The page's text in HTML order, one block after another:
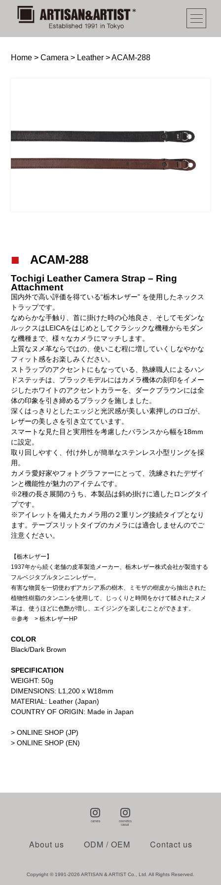
Home >Camera > Leather >ACAM-288
ACAM-288
Tochigi Leather Camera Strap – Ring
Attachment
国内外で高い評価を得ている“栃木レザー” を使用したネックス
トラップです。
なめらかな手触り、首に掛けた時の心地良さ、そしてモダンな
ルックスはLEICAをはじめとしてクラシックな機種からモダン
な機種まで、様々なカメラにマッチします。
上質なヌメ革ならではの、使いこむ程に増していくしなやかな
フィット感をお楽しみください。
ストラップのアクセントにもなっている、熟練職人によるハン
ドステッチは、ブラックモデルにはカメラ機体の刻印をイメー
ジしたホワイトのアクセントカラーを、ダークブラウンには全
体の印象を引き締めるブラックを施しました。
深くはっきりとしたエッジと光沢感が美しい素押しのロゴが、
レザーの美しさを引き立てています。
スマートな見た目と実用性を考慮したバランスから幅を18mm
に設定。
取り回しやすく、付け外しが簡単なステンレス小型リングを採
用。
カメラ愛好家やフォトグラファーにとって、洗練されたデザイ
ンと機能性が魅力のアイテムです。
※2種の長さ展開のうち、本製品は斜め掛けに適したロングタイ
プです。
※アイレットを備えたカメラ用の２重リング接続タイプとなり
ます。テープスリットタイプのカメラには適合しませんのでご
注意ください。
【栃木レザー】
1937年から続く老舗の皮革製造メーカー、栃木レザー株式会社が製造する
フルベジタブルタンニンレザー。
有害な物質を一切使わずアカシア系の樹木、ミモザの樹皮から抽出された
植物性樹脂のタンニンを使用して、じっくりと時間をかけて鞣されたヌメ
革は、使うほどに色艶が増し、エイジングを楽しむことができます。
※参考 > 栃木レザーHP
COLOR
Black/Dark Brown
SPECIFICATION
WEIGHT: 50g
DIMENSIONS: L1,200 x W18mm
MATERIAL: Leather (Japan)
COUNTRY OF ORIGIN: Made in Japan
> ONLINE SHOP (JP)
> ONLINE SHOP (EN)
About us ODM / OEM Contact us
Copyright © 1991-2026 ARTISAN & ARTIST Co., Ltd. All Rights Reserved.